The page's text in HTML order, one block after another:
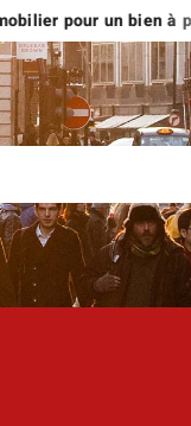
pour un bien à plus